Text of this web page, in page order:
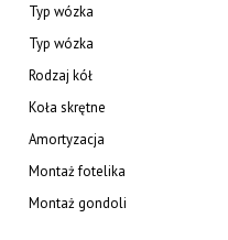
Typ wózka
Typ wózka
Rodzaj kół
Koła skrętne
Amortyzacja
Montaż fotelika
Montaż gondoli